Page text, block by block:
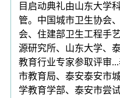
目启动典礼由山东大学
管。中国城市卫生协会
会、住建部卫生工程手
源研究所、山东大学、
教育行业专家参取评审
市教育局、泰安泰安市
学教育学部、泰安市尝